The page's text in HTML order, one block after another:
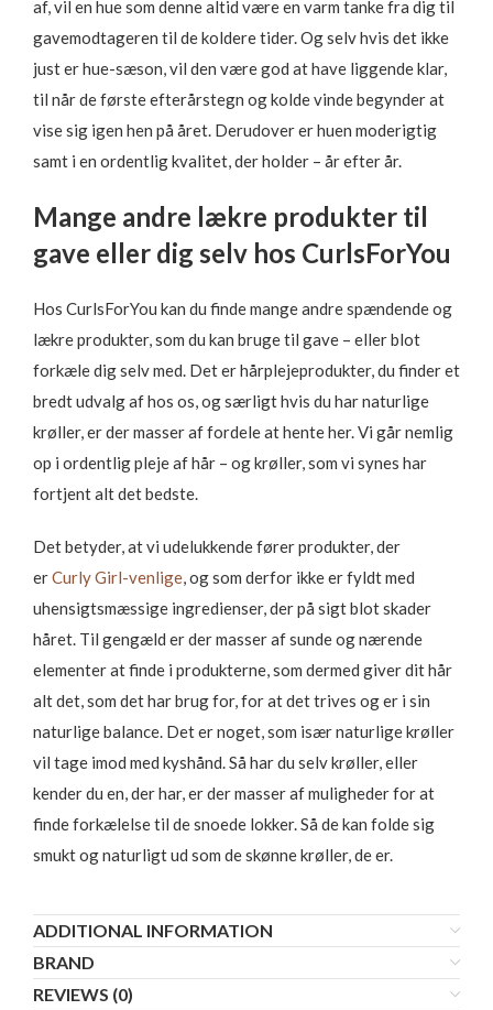
af, vil en hue som denne altid være en varm tanke fra dig til
gavemodtageren til de koldere tider. Og selv hvis det ikke
just er hue-sæson, vil den være god at have liggende klar,
til når de første efterårstegn og kolde vinde begynder at
vise sig igen hen på året. Derudover er huen moderigtig
samt i en ordentlig kvalitet, der holder – år efter år.
Mange andre lækre produkter til
gave eller dig selv hos CurlsForYou
Hos CurlsForYou kan du finde mange andre spændende og
lækre produkter, som du kan bruge til gave – eller blot
forkæle dig selv med. Det er hårplejeprodukter, du finder et
bredt udvalg af hos os, og særligt hvis du har naturlige
krøller, er der masser af fordele at hente her. Vi går nemlig
op i ordentlig pleje af hår – og krøller, som vi synes har
fortjent alt det bedste.
Det betyder, at vi udelukkende fører produkter, der
erCurly Girl-venlige, og som derfor ikke er fyldt med
uhensigtsmæssige ingredienser, der på sigt blot skader
håret. Til gengæld er der masser af sunde og nærende
elementer at finde i produkterne, som dermed giver dit hår
alt det, som det har brug for, for at det trives og er i sin
naturlige balance. Det er noget, som især naturlige krøller
vil tage imod med kyshånd. Så har du selv krøller, eller
kender du en, der har, er der masser af muligheder for at
finde forkælelse til de snoede lokker. Så de kan folde sig
smukt og naturligt ud som de skønne krøller, de er.
ADDITIONAL INFORMATION
BRAND
REVIEWS (0)